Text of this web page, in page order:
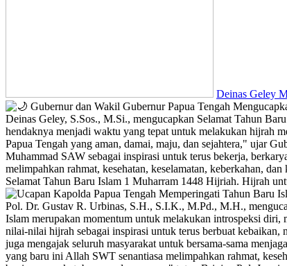
Deinas Geley